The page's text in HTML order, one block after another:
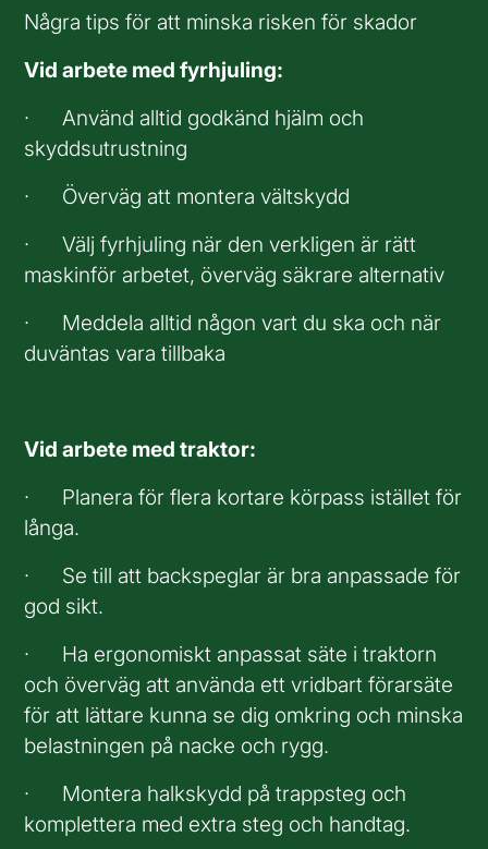
Några tips för att minska risken för skador
Vid arbete med fyrhjuling:
· Använd alltid godkänd hjälm och
skyddsutrustning
· Överväg att montera vältskydd
· Välj fyrhjuling när den verkligen är rätt
maskinför arbetet, överväg säkrare alternativ
· Meddela alltid någon vart du ska och när
duväntas vara tillbaka
Vid arbete med traktor:
· Planera för flera kortare körpass istället för
långa.
· Se till att backspeglar är bra anpassade för
god sikt.
· Ha ergonomiskt anpassat säte i traktorn
och överväg att använda ett vridbart förarsäte
för att lättare kunna se dig omkring och minska
belastningen på nacke och rygg.
· Montera halkskydd på trappsteg och
komplettera med extra steg och handtag.